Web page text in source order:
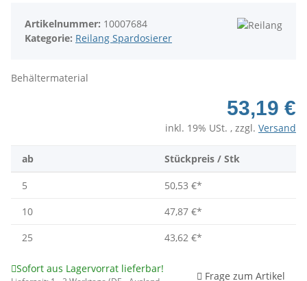
Artikelnummer: 10007684
Kategorie: Reilang Spardosierer
Behältermaterial
53,19 €
inkl. 19% USt. , zzgl. Versand
ab Stückpreis / Stk
5 50,53 €*
10
47,87 €*
25
43,62 €*
Sofort aus Lagervorrat lieferbar!
Frage zum Artikel